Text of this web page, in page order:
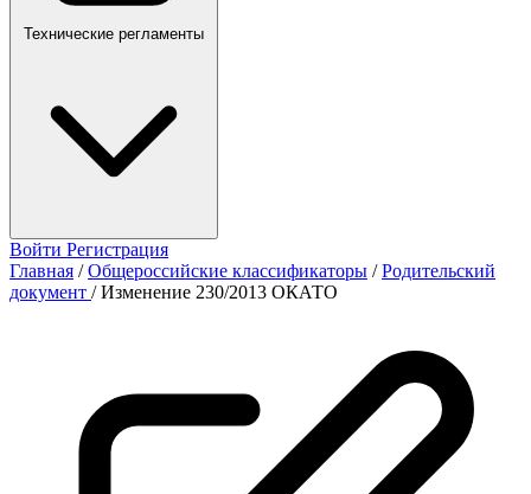
Технические регламенты
Войти Регистрация
Главная / Общероссийские классификаторы / Родительский
документ / Изменение 230/2013 ОКАТО